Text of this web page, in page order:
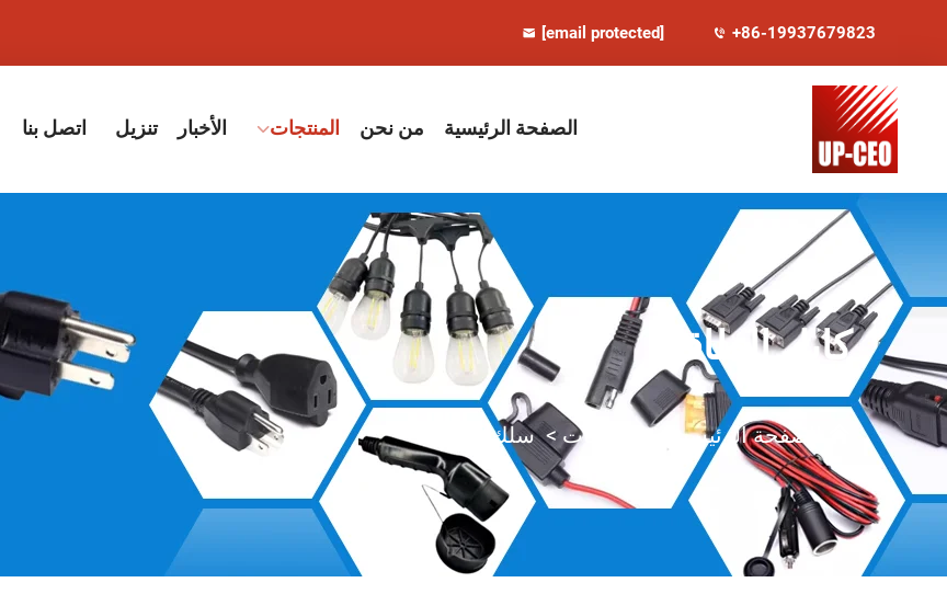
+86-19937679823
[email protected]
الصفحة الرئيسية من نحن المنتجات الأخبار تنزيل اتصل بنا
كابل الطاقة
الصفحة الرئيسية > المنتجات >سلك الطاقة